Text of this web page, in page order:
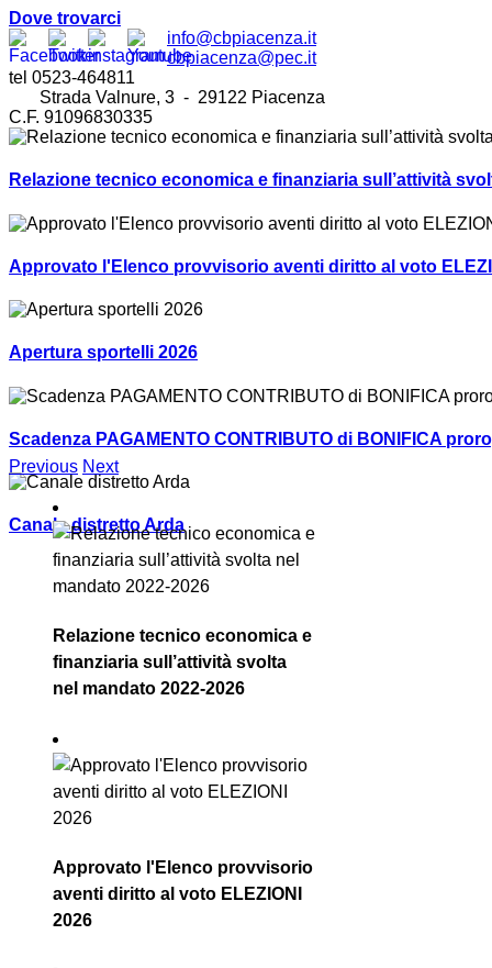
Dove trovarci
info@cbpiacenza.it
cbpiacenza@pec.it
tel 0523-464811
Strada Valnure, 3 - 29122 Piacenza
C.F. 91096830335
Relazione tecnico economica e finanziaria sull’attività
Approvato l'Elenco provvisorio aventi diritto al voto
Apertura sportelli 2026
Scadenza PAGAMENTO CONTRIBUTO di BONIFICA
Canale distretto Arda
Previous Next
Relazione tecnico economica e
finanziaria sull’attività svolta
nel mandato 2022-2026
Approvato l'Elenco provvisorio
aventi diritto al voto ELEZIONI
2026